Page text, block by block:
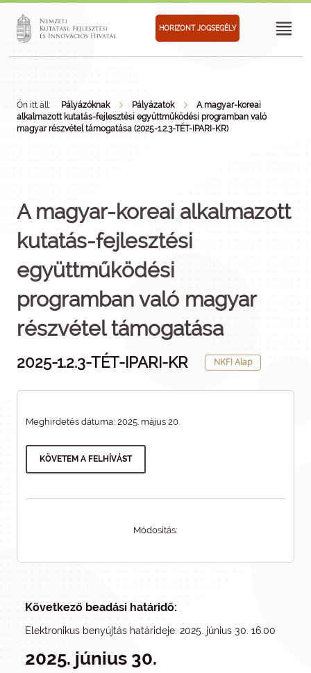
HORIZONT JOGSEGÉLY
Ön itt áll: Pályázóknak Pályázatok
A magyar-koreai
alkalmazott kutatás-fejlesztési együttműködési programban való
magyar részvétel támogatása (2025-1.2.3-TÉT-IPARI-KR)
A magyar-koreai alkalmazott
kutatás-fejlesztési
együttműködési
programban való magyar
részvétel támogatása
2025-1.2.3-TÉT-IPARI-KR NKFI Alap
Meghirdetés dátuma: 2025. május 20.
KÖVETEM A FELHÍVÁST
Módosítás:
Következő beadási határidő:
Elektronikus benyújtás határideje: 2025. június 30. 16:00
2025. június 30.